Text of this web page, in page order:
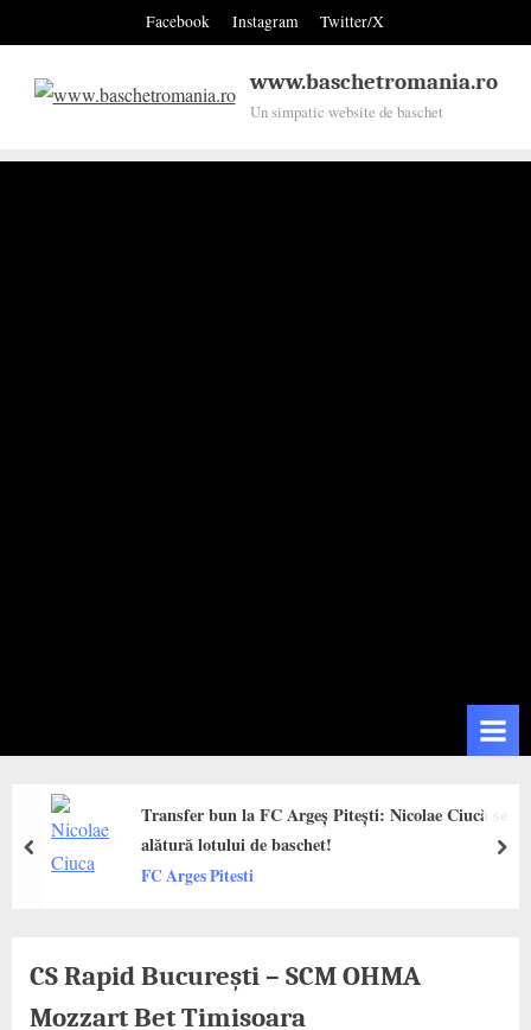
to
content
Facebook Instagram Twitter/X
www.baschetromania.ro
Un simpatic website de baschet
Transfer bun la FC Argeș Pitești: Nicolae Ciucă se
alătură lotului de baschet!
FC Arges Pitesti
prev next
CS Rapid București – SCM OHMA
Mozzart Bet Timisoara